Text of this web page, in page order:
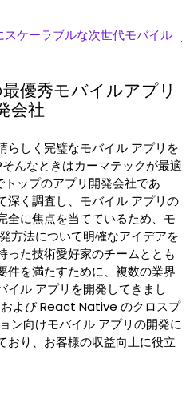
ケーラブルな次世代モバイル
優秀モバイルアプリ
会社
らしく完璧なモバイル アプリを
んなときはカーマテックが最適
ップのアプリ開発会社であ
深く調査し、モバイル アプリの
全に焦点を当てているため、モ
方法について明確なアイデアを
った技術愛好家のチームととも
件を満たすために、複数の業界
イル アプリを開発してきまし
よび React Native のクロスプ
ン向けモバイル アプリの開発に
おり、お客様の収益向上に役立